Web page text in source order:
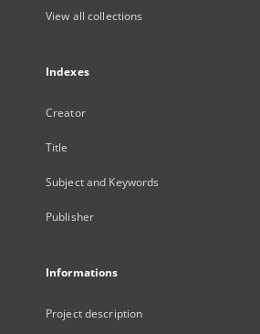
View all collections
Indexes
Creator
Title
Subject and Keywords
Publisher
Informations
Project description